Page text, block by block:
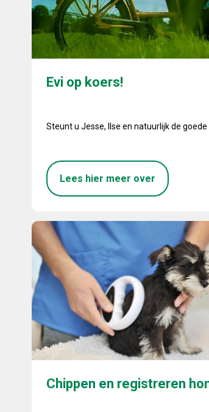
Evi op koers!
Steunt u Jesse, Ilse en natuurlijk de goede
Lees hier meer over
Chippen en registreren honden
Chippen en registreren